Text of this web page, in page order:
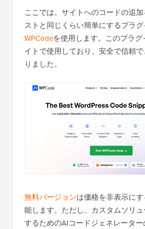
ここでは、サイトへのコードの追
ストと同じくらい簡単にするプラ
WPCodeを使用します。このプラ
イトで使用しており、安全で信頼
りました。
無料バージョンは価格を非表示に
能します。ただし、カスタムソリ
するためのAIコードジェネレータ